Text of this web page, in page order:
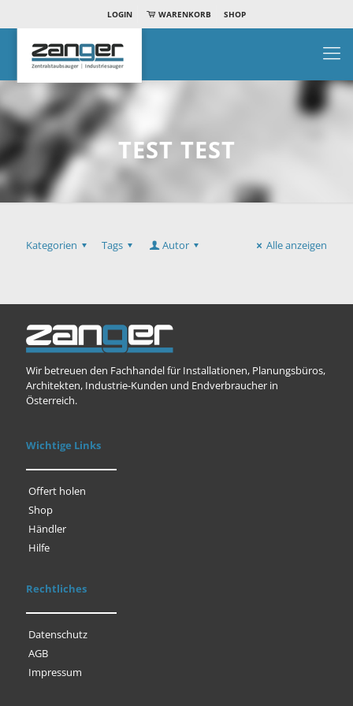
LOGIN WARENKORB SHOP
TEST TEST
Kategorien Tags Autor Alle anzeigen
Wir betreuen den Fachhandel für Installationen, Planungsbüros,
Architekten, Industrie-Kunden und Endverbraucher in
Österreich.
Wichtige Links
Offert holen
Shop
Händler
Hilfe
Rechtliches
Datenschutz
AGB
Impressum